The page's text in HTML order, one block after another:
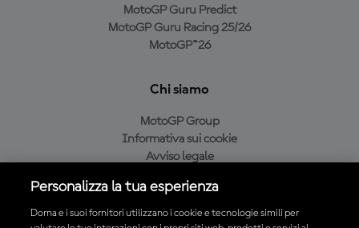
MotoGP Guru Predict
MotoGP Guru Racing 25/26
MotoGP™26
Chi siamo
MotoGP Group
Informativa sui cookie
Avviso legale
Condizioni di acquisto
Personalizza la tua esperienza
Dorna e i suoi fornitori utilizzano i cookie e tecnologie simili per